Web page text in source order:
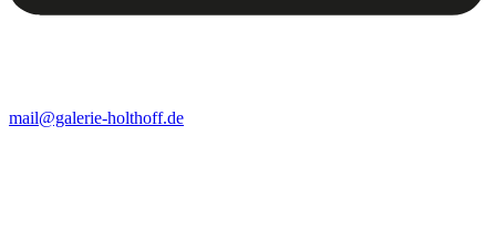
mail@galerie-holthoff.de